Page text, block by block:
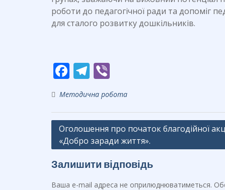
роботи до педагогічної ради та допоміг
для сталого розвитку дошкільників.
F
ac
e
b
o
o
k
T
e
gr
a
m
b
er
Методична робота
Навігація
записів
Оголошення про початок благодійної
«Добро заради життя».
Залишити відповідь
Ваша e-mail адреса не оприлюднюватиметься.